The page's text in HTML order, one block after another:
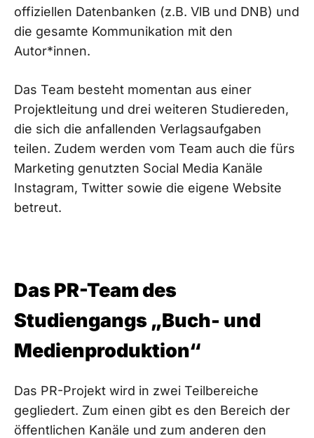
offiziellen Datenbanken (z.B. VlB und DNB) und
die gesamte Kommunikation mit den
Autor*innen.
Das Team besteht momentan aus einer
Projektleitung und drei weiteren Studiereden,
die sich die anfallenden Verlagsaufgaben
teilen. Zudem werden vom Team auch die fürs
Marketing genutzten Social Media Kanäle
Instagram, Twitter sowie die eigene Website
betreut.
Das PR-Team des
Studiengangs „Buch- und
Medienproduktion“
Das PR-Projekt wird in zwei Teilbereiche
gegliedert. Zum einen gibt es den Bereich der
öffentlichen Kanäle und zum anderen den